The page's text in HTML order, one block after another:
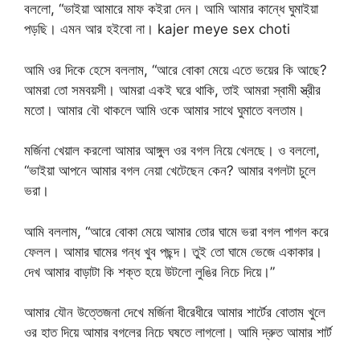
বললো, “ভাইয়া আমারে মাফ কইরা দেন। আমি আমার কান্ধে ঘুমাইয়া
পড়ছি। এমন আর হইবো না। kajer meye sex choti
আমি ওর দিকে হেসে বললাম, “আরে বোকা মেয়ে এতে ভয়ের কি আছে?
আমরা তো সমবয়সী। আমরা একই ঘরে থাকি, তাই আমরা স্বামী স্ত্রীর
মতো। আমার বৌ থাকলে আমি ওকে আমার সাথে ঘুমাতে বলতাম।
মর্জিনা খেয়াল করলো আমার আঙ্গুল ওর বগল নিয়ে খেলছে। ও বললো,
“ভাইয়া আপনে আমার বগল নেয়া খেটেছেন কেন? আমার বগলটা চুলে
ভরা।
আমি বললাম, “আরে বোকা মেয়ে আমার তোর ঘামে ভরা বগল পাগল করে
ফেলল। আমার ঘামের গন্ধ খুব পছন্দ। তুই তো ঘামে ভেজে একাকার।
দেখ আমার বাড়াটা কি শক্ত হয়ে উটলো লুঙির নিচে দিয়ে।”
আমার যৌন উত্তেজনা দেখে মর্জিনা ধীরেধীরে আমার শার্টের বোতাম খুলে
ওর হাত দিয়ে আমার বগলের নিচে ঘষতে লাগলো। আমি দ্রুত আমার শার্ট